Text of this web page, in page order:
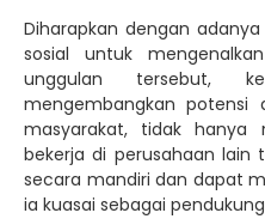
Diharapkan dengan
sosial untuk
unggulan tersebut,
mengembangkan
masyarakat, tidak hanya
bekerja di perusahaan lain
secara mandiri dan dapat
ia kuasai sebagai